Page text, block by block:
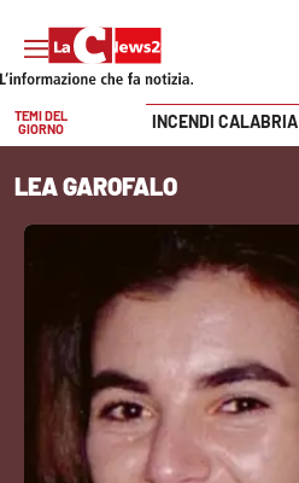
SEZIONI
Politica
Attualità
Economia e lavoro
Vai
TEMI DEL
GIORNO
INCENDI CALABRIA
LEA GAROFALO